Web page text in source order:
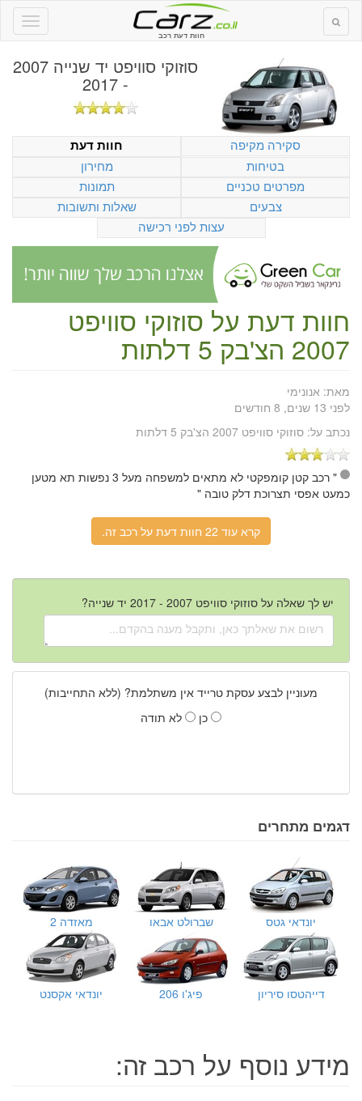
חוות דעת רכב
סוזוקי סוויפט יד שנייה 2007
- 2017
סקירה מקיפה
חוות דעת
בטיחות
מחירון
מפרטים טכניים
תמונות
צבעים
שאלות ותשובות
עצות לפני רכישה
חוות דעת על סוזוקי סוויפט
2007 הצ'בק 5 דלתות
מאת: אנונימי
לפני 13 שנים, 8 חודשים
נכתב על: סוזוקי סוויפט 2007 הצ'בק 5 דלתות
" רכב קטן קומפקטי לא מתאים למשפחה מעל 3 נפשות תא מטען
כמעט אפסי תצרוכת דלק טובה "
קרא עוד 22 חוות דעת על רכב זה.
יש לך שאלה על סוזוקי סוויפט 2007 - 2017 יד שנייה?
מעוניין לבצע עסקת טרייד אין משתלמת? (ללא התחייבות)
כן
לא תודה
דגמים מתחרים
יונדאי גטס שברולט אבאו מאזדה 2
דייהטסו סיריון פיג'ו 206 יונדאי אקסנט
מידע נוסף על רכב זה: